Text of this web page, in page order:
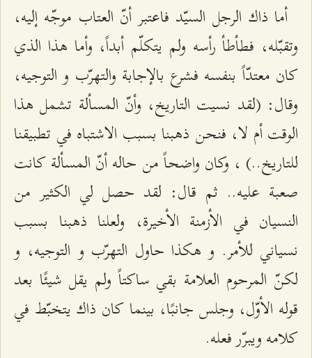
أما ذاك الرجل السيّد فاعتبر أنّ العتاب موجّه إليه،
وتقبّله، فطأطأ رأسه ولم يتكلّم أبداً، وأما هذا الذي
كان معتدّاً بنفسه فشرع بالإجابة والتهرّب و التوجيه،
وقال: (لقد نسيت التاريخ، وأنّ المسألة تشمل هذا
الوقت أم لا، فنحن ذهبنا بسبب الاشتباه في تطبيقنا
للتاريخ..) ، وكان واضحاً من حاله أنّ المسألة كانت
صعبة عليه.. ثم قال: لقد حصل لي الكثير من
النسيان في الأزمنة الأخيرة، ولعلنا ذهبنا بسبب
نسياني للأمر. و هكذا حاول التهرّب و التوجيه، و
لكنّ المرحوم العلامة بقي ساكتاً ولم يقل شيئًا بعد
قوله الأوّل، وجلس جانبًا، بينما كان ذاك يتخبّط في
كلامه ويبرّر فعله.